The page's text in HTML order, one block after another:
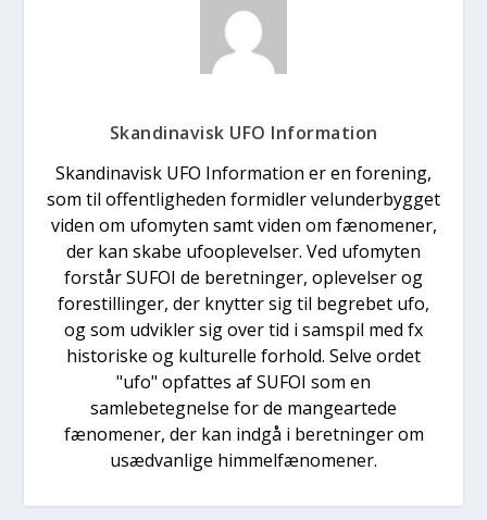
Skandinavisk UFO Information
Skandinavisk UFO Information er en forening,
som til offentligheden formidler velunderbygget
viden om ufomyten samt viden om fænomener,
der kan skabe ufooplevelser. Ved ufomyten
forstår SUFOI de beretninger, oplevelser og
forestillinger, der knytter sig til begrebet ufo,
og som udvikler sig over tid i samspil med fx
historiske og kulturelle forhold. Selve ordet
"ufo" opfattes af SUFOI som en
samlebetegnelse for de mangeartede
fænomener, der kan indgå i beretninger om
usædvanlige himmelfænomener.